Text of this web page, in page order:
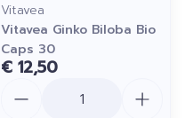
Vitavea
Vitavea Ginko Biloba Bio
Caps 30
€ 12,50